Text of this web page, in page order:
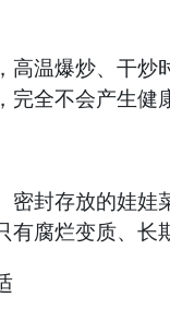
爆炒、干炒
全不会产生健
存放的娃娃
腐烂变质、长